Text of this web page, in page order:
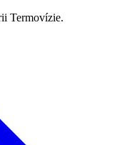
Termovízie.